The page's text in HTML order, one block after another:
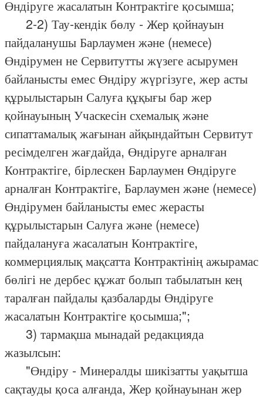
Өндіруге жасалатын Контрактіге қосымша;
2-2) Тау-кендік бөлу - Жер қойнауын
пайдаланушы Барлаумен және (немесе)
Өндірумен не Сервитутты жүзеге асырумен
байланысты емес Өндіру жүргізуге, жер асты
құрылыстарын Салуға құқығы бар жер
қойнауының Учаскесін схемалық және
сипаттамалық жағынан айқындайтын Сервитут
ресімделген жағдайда, Өндіруге арналған
Контрактіге, бірлескен Барлаумен Өндіруге
арналған Контрактіге, Барлаумен және (немесе)
Өндірумен байланысты емес жерасты
құрылыстарын Салуға және (немесе)
пайдалануға жасалатын Контрактіге,
коммерциялық мақсатта Контрактінің ажырамас
бөлігі не дербес құжат болып табылатын кең
таралған пайдалы қазбаларды Өндіруге
жасалатын Контрактіге қосымша;";
3) тармақша мынадай редакцияда
жазылсын:
"Өндіру - Минералды шикізатты уақытша
сақтауды қоса алғанда, Жер қойнауынан жер